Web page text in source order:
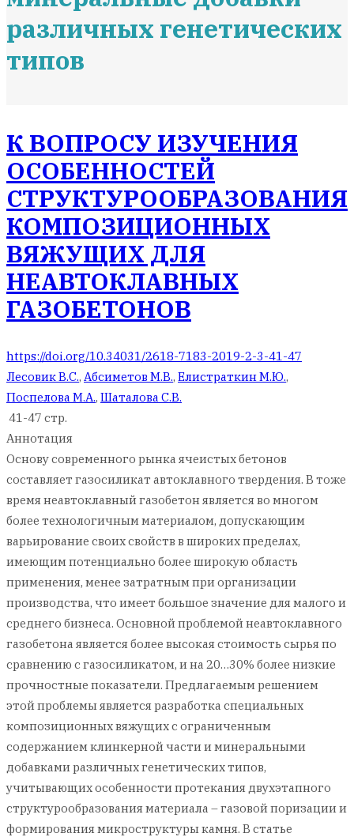
различных генетических
типов
К ВОПРОСУ ИЗУЧЕНИЯ
ОСОБЕННОСТЕЙ
СТРУКТУРООБРАЗОВАНИЯ
КОМПОЗИЦИОННЫХ
ВЯЖУЩИХ ДЛЯ
НЕАВТОКЛАВНЫХ
ГАЗОБЕТОНОВ
https://doi.org/10.34031/2618-7183-2019-2-3-41-47
Лесовик В.С., Абсиметов М.В., Елистраткин М.Ю.,
Поспелова М.А., Шаталова С.В.
41-47 стр.
Аннотация
Основу современного рынка ячеистых бетонов
составляет газосиликат автоклавного твердения. В тоже
время неавтоклавный газобетон является во многом
более технологичным материалом, допускающим
варьирование своих свойств в широких пределах,
имеющим потенциально более широкую область
применения, менее затратным при организации
производства, что имеет большое значение для малого и
среднего бизнеса. Основной проблемой неавтоклавного
газобетона является более высокая стоимость сырья по
сравнению с газосиликатом, и на 20…30% более низкие
прочностные показатели. Предлагаемым решением
этой проблемы является разработка специальных
композиционных вяжущих с ограниченным
содержанием клинкерной части и минеральными
добавками различных генетических типов,
учитывающих особенности протекания двухэтапного
структурообразования материала – газовой поризации и
формирования микроструктуры камня. В статье